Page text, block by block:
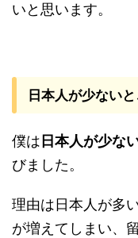
いと思います。
日本人が少ない
僕は 日本人が少な
びました。
理由は日本人が多
が増えてしまい、